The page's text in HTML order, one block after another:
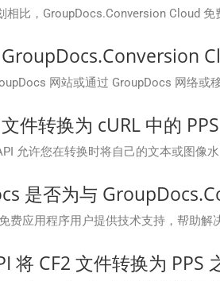
相比，GroupDocs.Conversion Cloud
网站或通过 GroupDocs 网络或
件转换为 cURL 中的
允许您在转换时将自己的文本或图像
是否为与
费应用程序用户提供技术支持，帮助解
将 CF2 文件转换为 PPS